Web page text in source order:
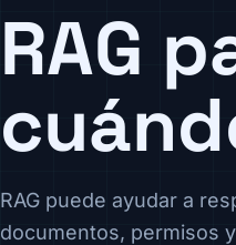
RAG
RAG puede ayudar a
documentos, permisos